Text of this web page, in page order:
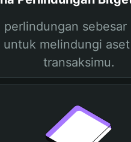
perlindungan
untuk melindungi
transaksimu.